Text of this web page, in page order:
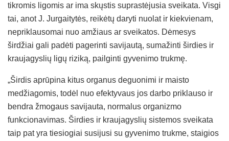
tikromis ligomis ar ima skųstis suprastėjusia sveikata. Visgi
tai, anot J. Jurgaitytės, reikėtų daryti nuolat ir kiekvienam,
nepriklausomai nuo amžiaus ar sveikatos. Dėmesys
širdžiai gali padėti pagerinti savijautą, sumažinti širdies ir
kraujagyslių ligų riziką, pailginti gyvenimo trukmę.
„Širdis aprūpina kitus organus deguonimi ir maisto
medžiagomis, todėl nuo efektyvaus jos darbo priklauso ir
bendra žmogaus savijauta, normalus organizmo
funkcionavimas. Širdies ir kraujagyslių sistemos sveikata
taip pat yra tiesiogiai susijusi su gyvenimo trukme, staigios